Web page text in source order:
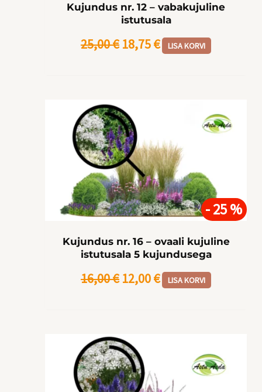
Kujundus nr. 12 – vabakujuline
istutusala
25,00€ 18,75€ LISA KORVI
- 25 %
Kujundus nr. 16 – ovaali kujuline
istutusala 5 kujundusega
16,00€
Algne
hind
oli:
16,00 €.
12,00€
Praegune
hind
on:
12,00 €.
LISA KORVI